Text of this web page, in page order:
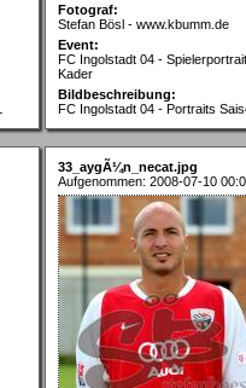
Fotograf:
Stefan Bösl - www.kbumm.de
Event:
FC Ingolstadt 04 -
Kader
Bildbeschreibung:
FC Ingolstadt 04 - Portraits
33_aygÃ¼n_necat.jpg
Aufgenommen: 2008-07-10